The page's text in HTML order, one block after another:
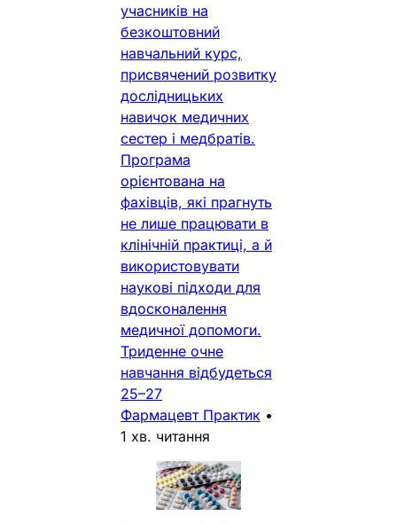
учасників на
безкоштовний
навчальний курс,
присвячений розвитку
дослідницьких
навичок медичних
сестер і медбратів.
Програма
орієнтована на
фахівців, які прагнуть
не лише працювати в
клінічній практиці, а й
використовувати
наукові підходи для
вдосконалення
медичної допомоги.
Триденне очне
навчання відбудеться
25–27
Фармацевт Практик •
1 хв. читання